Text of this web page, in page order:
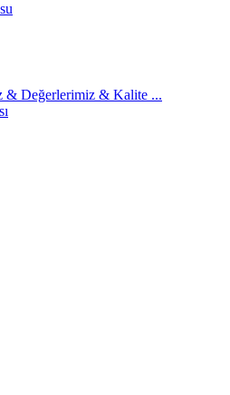
& Değerlerimiz & Kalite ...